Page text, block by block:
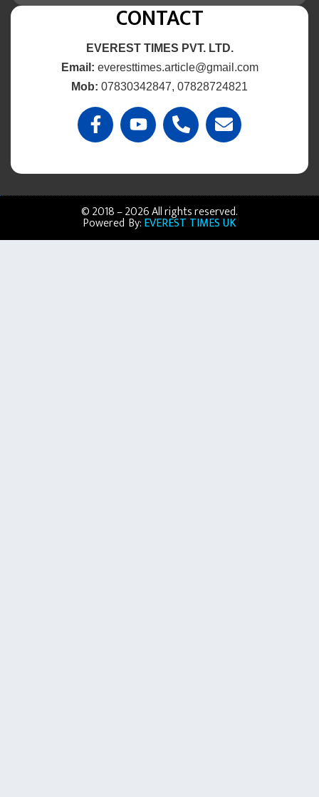
CONTACT
EVEREST TIMES PVT. LTD.
Email: everesttimes.article@gmail.com
Mob: 07830342847, 07828724821
© 2018 – 2026 All rights reserved.
Powered By:EVEREST TIMES UK